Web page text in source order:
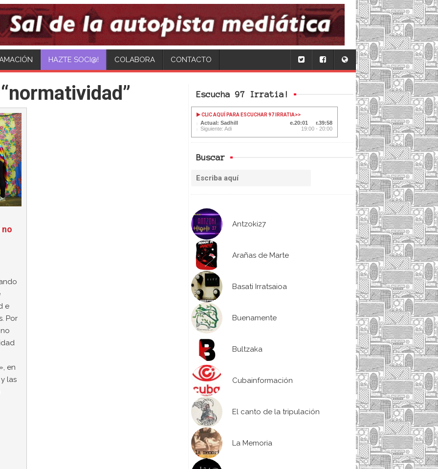
COLABORA CONTACTO
Escucha 97 Irratia!
CLIC AQUÍ PARA ESCUCHAR 97 IRRATIA>>
Actual: Sadhill 20:02
39:57
Siguiente: Adi
19:00 - 20:00
Buscar
Antzoki27
Arañas de Marte
Basati Irratsaioa
Buenamente
Bultzaka
Cubainformación
El canto de la tripulación
La Memoria
e
Por
en
las